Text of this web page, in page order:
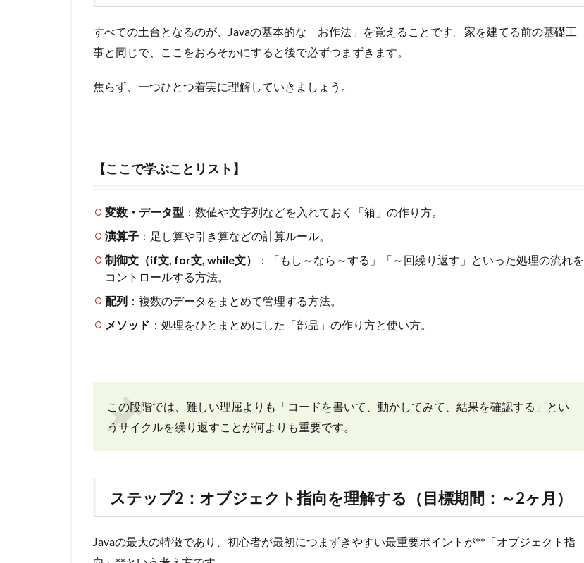
すべての土台となるのが、Javaの基本的な「お作法」を覚えることです。家を建てる前の基礎工
事と同じで、ここをおろそかにすると後で必ずつまずきます。
焦らず、一つひとつ着実に理解していきましょう。
【ここで学ぶことリスト】
変数・データ型 ：数値や文字列などを入れておく「箱」の作り方。
演算子 ：足し算や引き算などの計算ルール。
制御文（if文, for文, while文）
：「もし～なら～する」「～回繰り返す」といった処理の流れを
コントロールする方法。
配列 ：複数のデータをまとめて管理する方法。
メソッド ：処理をひとまとめにした「部品」の作り方と使い方。
この段階では、難しい理屈よりも「コードを書いて、動かしてみて、結果を確認する」とい
うサイクルを繰り返すことが何よりも重要です。
ステップ2：オブジェクト指向を理解する（目標期間：～2ヶ月）
Javaの最大の特徴であり、初心者が最初につまずきやすい最重要ポイントが**「オブジェクト指